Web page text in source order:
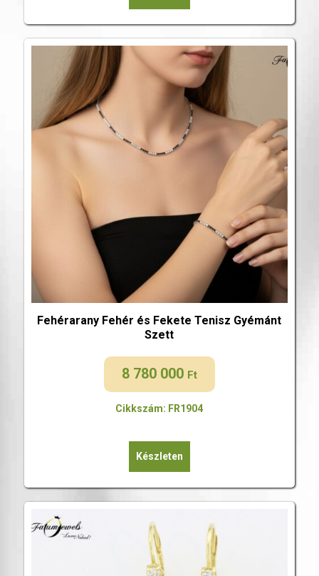
Fehérarany Fehér és Fekete Tenisz Gyémánt
Szett
8 780 000 Ft
Cikkszám: FR1904
Készleten